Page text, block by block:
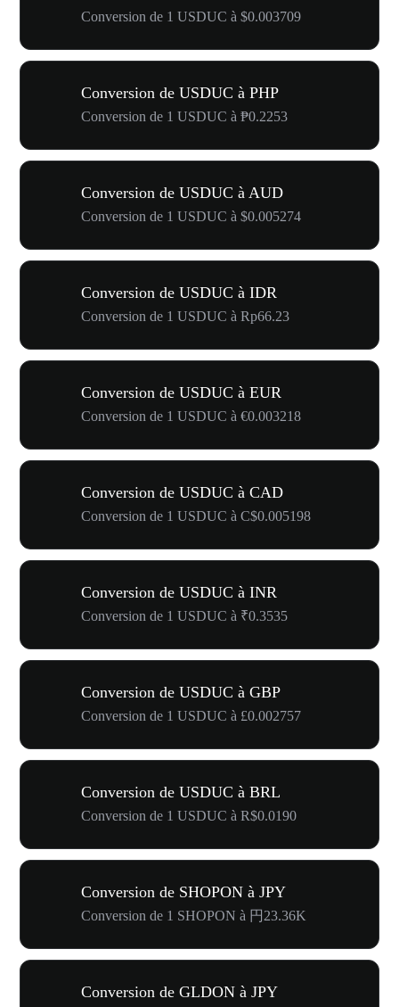
Conversion de 1 USDUC à $0.003709
Conversion de USDUC à PHP
Conversion de 1 USDUC à ₱0.2253
Conversion de USDUC à AUD
Conversion de 1 USDUC à $0.005274
Conversion de USDUC à IDR
Conversion de 1 USDUC à Rp66.23
Conversion de USDUC à EUR
Conversion de 1 USDUC à €0.003218
Conversion de USDUC à CAD
Conversion de 1 USDUC à C$0.005198
Conversion de USDUC à INR
Conversion de 1 USDUC à ₹0.3535
Conversion de USDUC à GBP
Conversion de 1 USDUC à £0.002757
Conversion de USDUC à BRL
Conversion de 1 USDUC à R$0.0190
Conversion de SHOPON à JPY
Conversion de 1 SHOPON à 円23.36K
Conversion de GLDON à JPY